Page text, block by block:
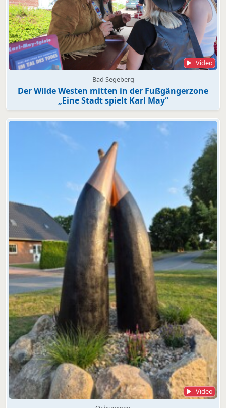
Video
Bad Segeberg
Der Wilde Westen mitten in der Fußgängerzone
„Eine Stadt spielt Karl May“
Video